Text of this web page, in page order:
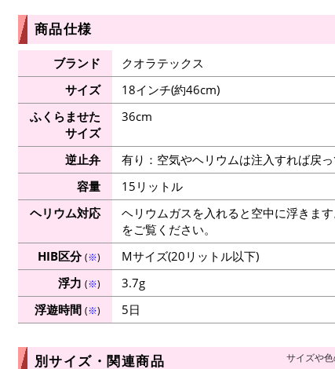
商品仕様
ブランド
クオラテックス
サイズ
18インチ(約46cm)
ふくらませた
サイズ
36cm
逆止弁
有り：空気やヘリウムは注入すれば戻
容量
15リットル
ヘリウム対応
ヘリウムガスを入れると空中に浮きま
をご覧ください。
HIB区分(※)
Mサイズ(20リットル以下)
浮力 (※)
3.7g
浮遊時間 (※) 5日
別サイズ・関連商品 サイズや